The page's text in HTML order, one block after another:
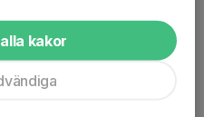
2 mars inställt
kakor